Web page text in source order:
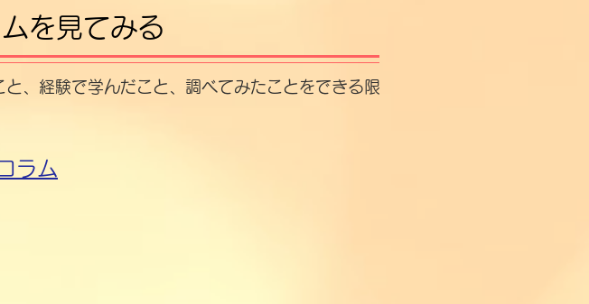
を見てみる
、経験で学んだこと、調べてみたことをできる限
ラム